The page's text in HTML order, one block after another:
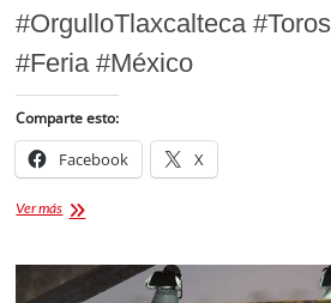
#OrgulloTlaxcalteca
#Feria #México
Comparte esto:
Facebook X
Ver másCorrida
Hueyotlipan: